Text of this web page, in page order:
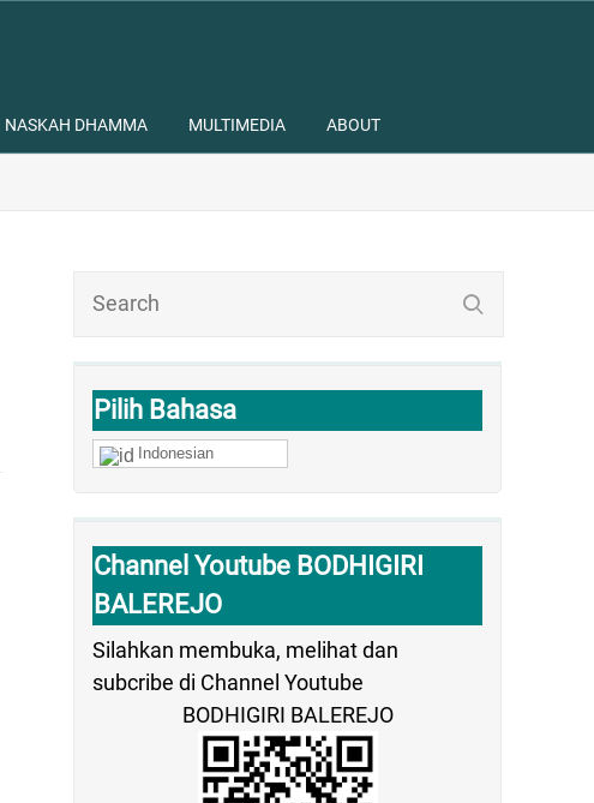
NASKAH DHAMMA MULTIMEDIA ABOUT
Pilih Bahasa
Indonesian
Channel Youtube BODHIGIRI
BALEREJO
Silahkan membuka, melihat dan
subcribe di Channel Youtube
BODHIGIRI BALEREJO